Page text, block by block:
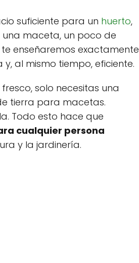
suficiente para un huerto,
maceta, un poco de
enseñaremos exactamente
al mismo tiempo, eficiente.
solo necesitas una
tierra para macetas.
Todo esto hace que
cualquier persona
y la jardinería.